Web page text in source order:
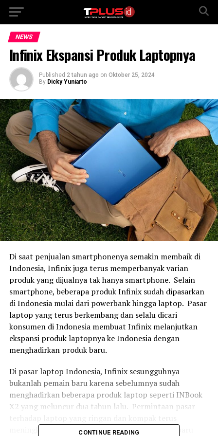
NEWS
Infinix Ekspansi Produk Laptopnya
Published 2 tahun ago on Oktober 25, 2024
By Dicky Yuniarto
Di saat penjualan smartphonenya semakin membaik di
Indonesia, Infinix juga terus memperbanyak varian
produk yang dijualnya tak hanya smartphone. Selain
smartphone, beberapa produk Infinix sudah dipasarkan
di Indonesia mulai dari powerbank hingga laptop. Pasar
laptop yang terus berkembang dan selalu dicari
konsumen di Indonesia membuat Infinix melanjutkan
ekspansi produk laptopnya ke Indonesia dengan
menghadirkan produk baru.
Di pasar laptop Indonesia, Infinix sesungguhnya
bukanlah pemain baru karena sebelumnya sudah
menghadirkan beberapa produk laptop seperti INBook
X2 yang meluncur dua tahun lalu. Permintaan pasar
meningkat membuat Infinix menghadirkan seri baru
CONTINUE READING